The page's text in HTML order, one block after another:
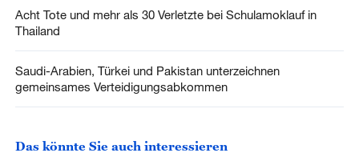
Acht Tote und mehr als 30 Verletzte bei Schulamoklauf in
Thailand
Saudi-Arabien, Türkei und Pakistan unterzeichnen
gemeinsames Verteidigungsabkommen
Das könnte Sie auch interessieren